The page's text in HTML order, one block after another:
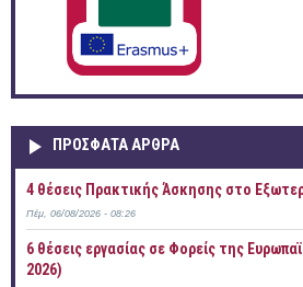
ΠΡOΣΦΑΤΑ AΡΘΡΑ
4 θέσεις Πρακτικής Άσκησης στο
Πέμ, 06/08/2026 - 08:26
6 θέσεις εργασίας σε Φορείς της
2026)